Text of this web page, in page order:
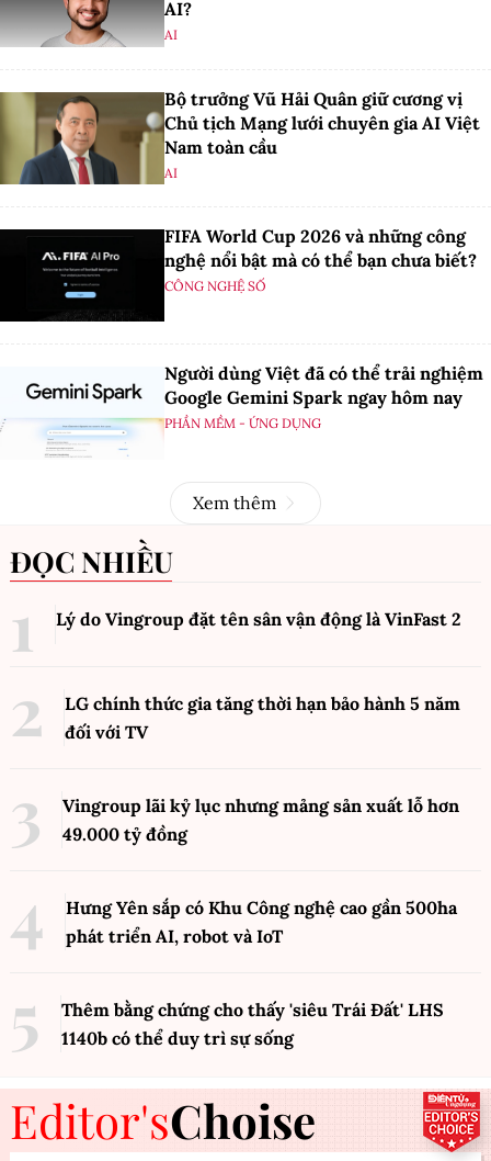
AI?
AI
Bộ trưởng Vũ Hải Quân giữ cương vị
Chủ tịch Mạng lưới chuyên gia AI Việt
Nam toàn cầu
AI
FIFA World Cup 2026 và những công
nghệ nổi bật mà có thể bạn chưa biết?
CÔNG NGHỆ SỐ
Người dùng Việt đã có thể trải nghiệm
Google Gemini Spark ngay hôm nay
PHẦN MỀM - ỨNG DỤNG
Xem thêm
ĐỌC NHIỀU
Lý do Vingroup đặt tên sân vận động là VinFast 2
LG chính thức gia tăng thời hạn bảo hành 5 năm
đối với TV
Vingroup lãi kỷ lục nhưng mảng sản xuất lỗ hơn
49.000 tỷ đồng
Hưng Yên sắp có Khu Công nghệ cao gần 500ha
phát triển AI, robot và IoT
Thêm bằng chứng cho thấy 'siêu Trái Đất' LHS
1140b có thể duy trì sự sống
Editor'sChoise